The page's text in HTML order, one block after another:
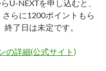
U-NEXTを申し込むと、
らに1200ポイントもら
了日は未定です。
の詳細(公式サイト)